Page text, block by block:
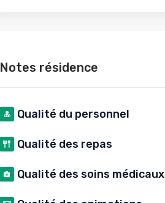
Notes résidence
Qualité du personnel
Qualité des repas
Qualité des soins médicaux